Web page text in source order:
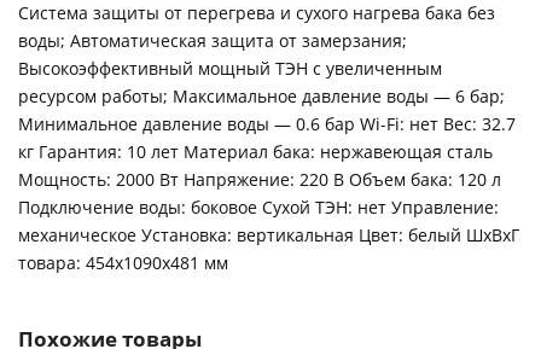
Система защиты от перегрева и сухого нагрева бака без
воды; Автоматическая защита от замерзания;
Высокоэффективный мощный ТЭН с увеличенным
ресурсом работы; Максимальное давление воды — 6 бар;
Минимальное давление воды — 0.6 бар Wi-Fi: нет Вес: 32.7
кг Гарантия: 10 лет Материал бака: нержавеющая сталь
Мощность: 2000 Вт Напряжение: 220 В Объем бака: 120 л
Подключение воды: боковое Сухой ТЭН: нет Управление:
механическое Установка: вертикальная Цвет: белый ШxВxГ
товара: 454x1090x481 мм
Похожие товары